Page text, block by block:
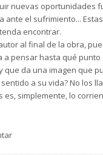
nuevas
ante el sufrimiento...
encontrar.
al final de la obra,
a pensar hasta qué
que da una imagen que
a su vida? No los
simplemente, lo